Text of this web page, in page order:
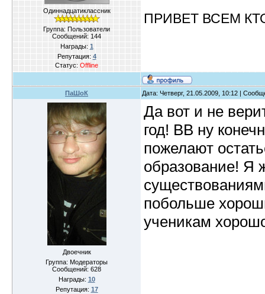
Одиннадцатиклассник
Группа: Пользователи
Сообщений: 144
Награды: 1
Репутация: 4
Статус: Offline
ПРИВЕТ ВСЕМ
ПаШоК Дата: Четверг, 21.05.2009, 10:12 |
Двоечник
Группа: Модераторы
Сообщений: 628
Награды: 10
Репутация: 17
Да вот и не
год! ВВ ну
пожелают
образование! Я
побольше
ученикам